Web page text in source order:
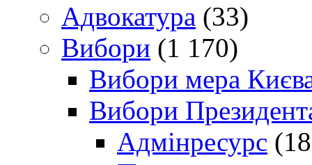
Адвокатура (33)
Вибори (1 170)
Вибори мера
Вибори
Адмінресурс